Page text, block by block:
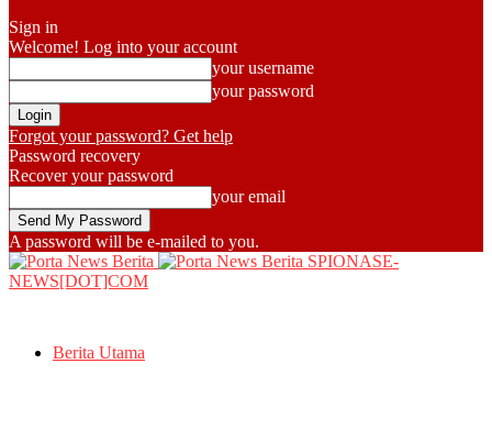
Sign in
Welcome! Log into your account
your username
your password
Forgot your password? Get help
Password recovery
Recover your password
your email
A password will be e-mailed to you.
SPIONASE-
NEWS[DOT]COM
Berita Utama